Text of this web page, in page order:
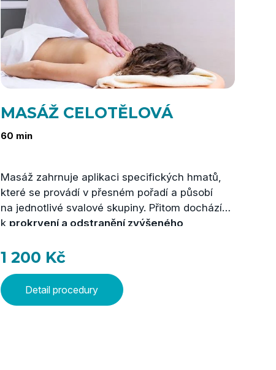
MASÁŽ CELOTĚLOVÁ
60 min
Masáž zahrnuje aplikaci specifických hmatů,
které se provádí v přesném pořadí a působí
na jednotlivé svalové skupiny. Přitom dochází
k prokrvení a odstranění zvýšeného
Tato procedura je doplňkem léčby tam, kde je
kontraktury nebo připravit klienta na léčebný
tělocvik.
1 200 Kč
Detail procedury